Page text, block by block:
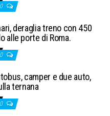
0
deraglia treno con 450
alle porte di Roma.
0
camper e due auto,
ternana
0